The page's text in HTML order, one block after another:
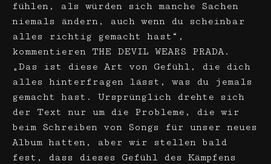
fühlen, als würden sich manche Sachen
niemals ändern, auch wenn du scheinbar
alles richtig gemacht hast“,
kommentieren THE DEVIL WEARS PRADA.
„Das ist diese Art von Gefühl, die dich
alles hinterfragen lässt, was du jemals
gemacht hast. Ursprünglich drehte sich
der Text nur um die Probleme, die wir
beim Schreiben von Songs für unser neues
Album hatten, aber wir stellen bald
fest, dass dieses Gefühl des Kämpfens